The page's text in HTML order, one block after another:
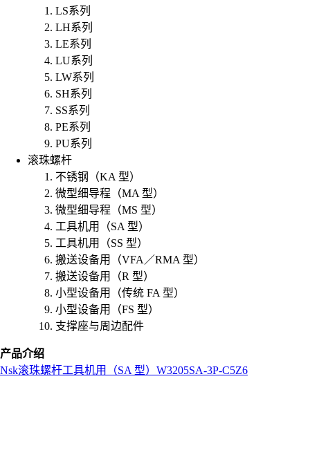
LS系列
LH系列
LE系列
LU系列
LW系列
SH系列
SS系列
PE系列
PU系列
滚珠螺杆
不锈钢（KA 型）
微型细导程（MA 型）
微型细导程（MS 型）
工具机用（SA 型）
工具机用（SS 型）
搬送设备用（VFA／RMA 型）
搬送设备用（R 型）
小型设备用（传统 FA 型）
小型设备用（FS 型）
支撑座与周边配件
产品介绍
Nsk滚珠螺杆工具机用（SA 型） W3205SA-3P-C5Z6